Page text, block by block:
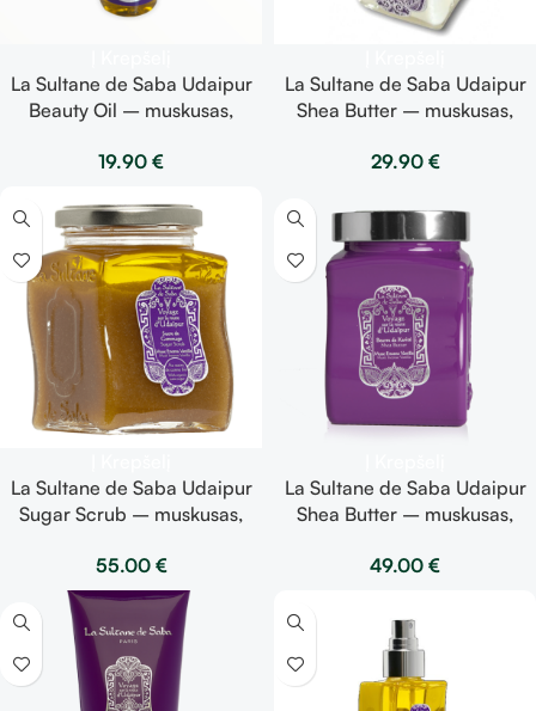
La Sultane de Saba Udaipur
Beauty Oil – muskusas,
aliejus 50 ml
19.90 €
La Sultane de Saba Udaipur
Shea Butter – muskusas,
taukmedžio sviestas 100g
29.90 €
La Sultane de Saba Udaipur
Sugar Scrub – muskusas,
šveitiklis 300g
55.00 €
La Sultane de Saba Udaipur
Shea Butter – muskusas,
taukmedžio sviestas 300g
49.00 €